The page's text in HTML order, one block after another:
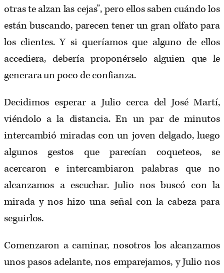
otras te alzan las cejas”, pero ellos saben cuándo los
están buscando, parecen tener un gran olfato para
los clientes. Y si queríamos que alguno de ellos
accediera, debería proponérselo alguien que le
generara un poco de confianza.
Decidimos esperar a Julio cerca del José Martí,
viéndolo a la distancia. En un par de minutos
intercambió miradas con un joven delgado, luego
algunos gestos que parecían coqueteos, se
acercaron e intercambiaron palabras que no
alcanzamos a escuchar. Julio nos buscó con la
mirada y nos hizo una señal con la cabeza para
seguirlos.
Comenzaron a caminar, nosotros los alcanzamos
unos pasos adelante, nos emparejamos, y Julio nos